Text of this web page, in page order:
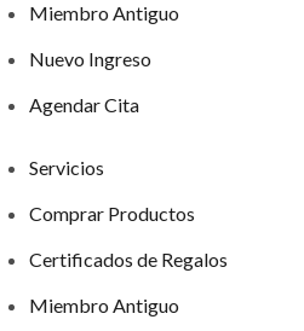
Miembro Antiguo
Nuevo Ingreso
Agendar Cita
Servicios
Comprar Productos
Certificados de Regalos
Miembro Antiguo